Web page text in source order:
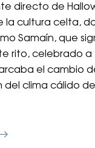
directo de
la cultura celta,
Samaín, que
rito, celebrado a
el cambio
del clima cálido